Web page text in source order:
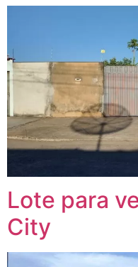
Lote para
City